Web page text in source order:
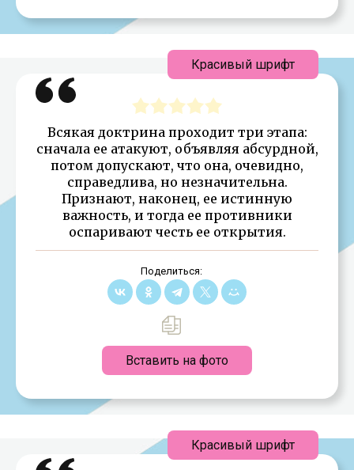
Всякая доктрина проходит три этапа:
сначала ее атакуют, объявляя абсурдной,
потом допускают, что она, очевидно,
справедлива, но незначительна.
Признают, наконец, ее истинную
важность, и тогда ее противники
оспаривают честь ее открытия.
Поделиться:
Вставить на фото
Красивый шрифт
Красивый шрифт